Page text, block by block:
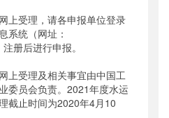
受理，请各申报单位登录
系统（网址：
册后进行申报。
受理及相关事宜由中国工
委员会负责。2021年度水运
截止时间为2020年4月10